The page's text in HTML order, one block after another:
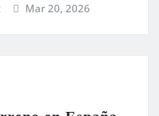
Mar 20, 2026